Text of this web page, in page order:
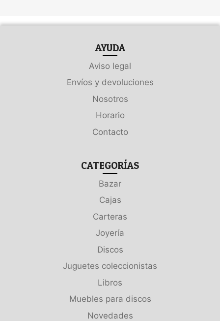
AYUDA
Aviso legal
Envíos y devoluciones
Nosotros
Horario
Contacto
CATEGORÍAS
Bazar
Cajas
Carteras
Joyería
Discos
Juguetes coleccionistas
Libros
Muebles para discos
Novedades